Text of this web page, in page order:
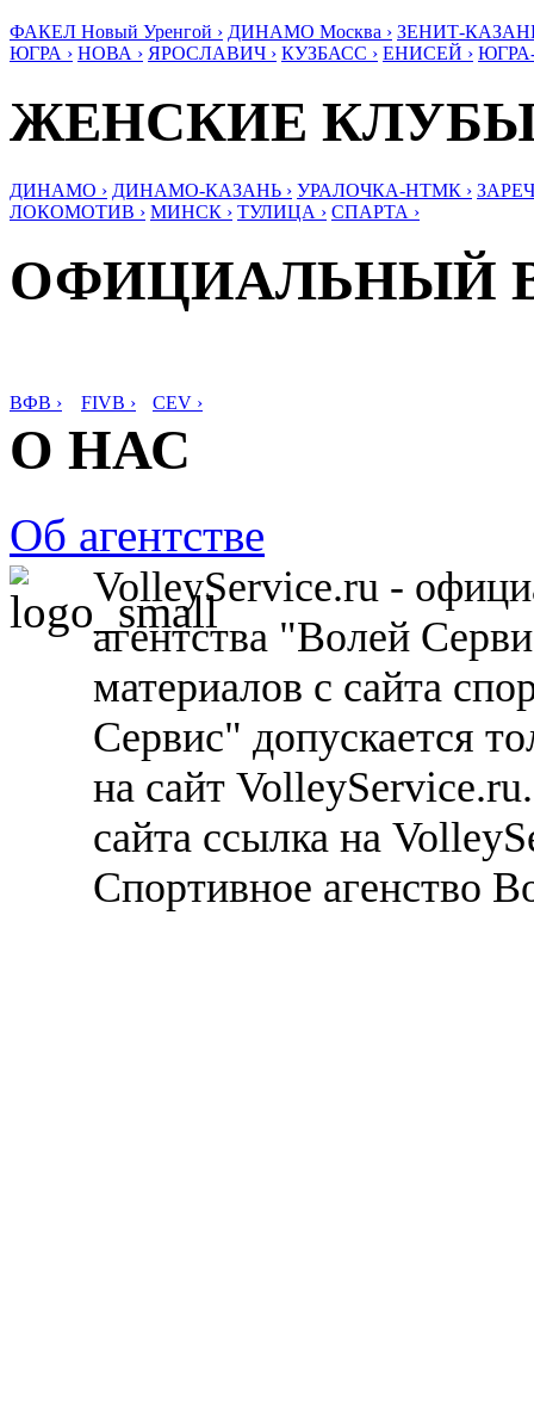
ФАКЕЛ Новый Уренгой › ДИНАМО Москва › ЗЕНИТ-
ЮГРА › НОВА › ЯРОСЛАВИЧ › КУЗБАСС › ЕНИСЕЙ ›
ЖЕНСКИЕ
ДИНАМО › ДИНАМО-КАЗАНЬ › УРАЛОЧКА-НТМК ›
ЛОКОМОТИВ › МИНСК › ТУЛИЦА › СПАРТА ›
ОФИЦИАЛЬНЫЙ
ВФВ › FIVB › CEV ›
О НАС
Об агентстве
VolleyService.ru -
агентства "Волей
материалов с сайта
Сервис" допускается
на сайт
сайта ссылка на
Спортивное агенство